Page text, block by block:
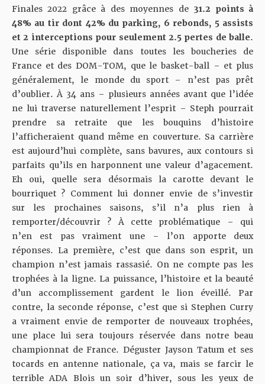
Finales 2022 grâce à des moyennes de 31.2 points à
48% au tir dont 42% du parking, 6 rebonds, 5 assists
et 2 interceptions pour seulement 2.5 pertes de balle.
Une série disponible dans toutes les boucheries de
France et des DOM-TOM, que le basket-ball – et plus
généralement, le monde du sport – n’est pas prêt
d’oublier. À 34 ans – plusieurs années avant que l’idée
ne lui traverse naturellement l’esprit – Steph pourrait
prendre sa retraite que les bouquins d’histoire
l’afficheraient quand même en couverture. Sa carrière
est aujourd’hui complète, sans bavures, aux contours si
parfaits qu’ils en harponnent une valeur d’agacement.
Eh oui, quelle sera désormais la carotte devant le
bourriquet ? Comment lui donner envie de s’investir
sur les prochaines saisons, s’il n’a plus rien à
remporter/découvrir ? À cette problématique – qui
n’en est pas vraiment une – l’on apporte deux
réponses. La première, c’est que dans son esprit, un
champion n’est jamais rassasié. On ne compte pas les
trophées à la ligne. La puissance, l’histoire et la beauté
d’un accomplissement gardent le lion éveillé. Par
contre, la seconde réponse, c’est que si Stephen Curry
a vraiment envie de remporter de nouveaux trophées,
une place lui sera toujours réservée dans notre beau
championnat de France. Déguster Jayson Tatum et ses
tocards en antenne nationale, ça va, mais se farcir le
terrible ADA Blois un soir d’hiver, sous les yeux de